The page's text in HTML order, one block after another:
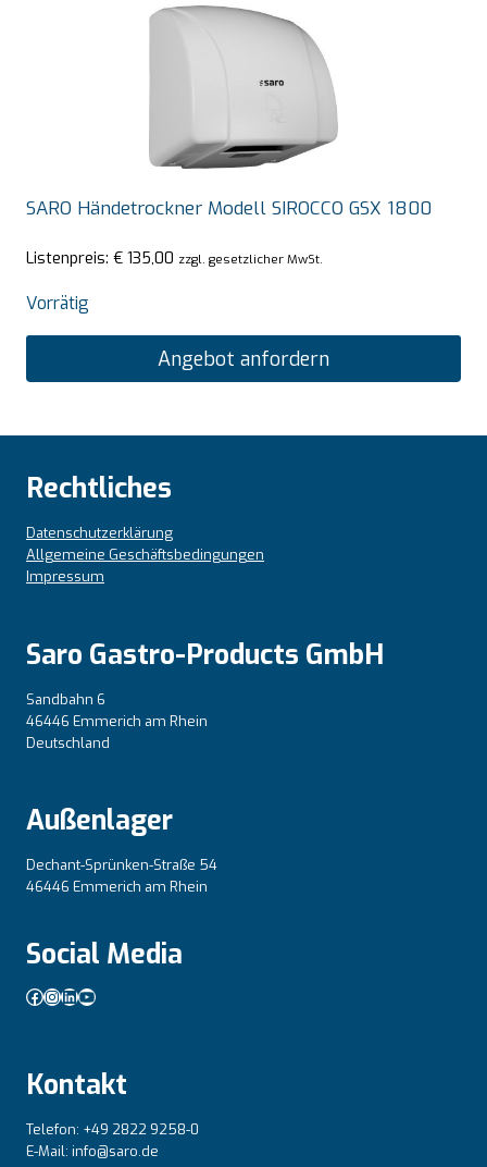
SARO Händetrockner Modell SIROCCO GSX 1800
Listenpreis: € 135,00 zzgl. gesetzlicher MwSt.
Vorrätig
Angebot anfordern
Rechtliches
Datenschutzerklärung
Allgemeine Geschäftsbedingungen
Impressum
Saro Gastro-Products GmbH
Sandbahn 6
46446 Emmerich am Rhein
Deutschland
Außenlager
Dechant-Sprünken-Straße 54
46446 Emmerich am Rhein
Social Media
Facebook
Instagram
LinkedIn
YouTube
Kontakt
Telefon: +49 2822 9258-0
E-Mail: info@saro.de